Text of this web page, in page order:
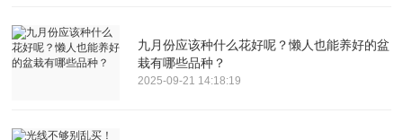
九月份应该种什么花好呢？懒人也能养好的盆
栽有哪些品种？
2025-09-21 14:18:19